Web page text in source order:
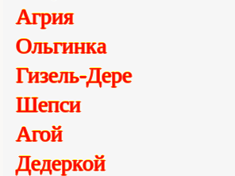
Агрия
Ольгинка
Гизель-Дере
Шепси
Агой
Дедеркой